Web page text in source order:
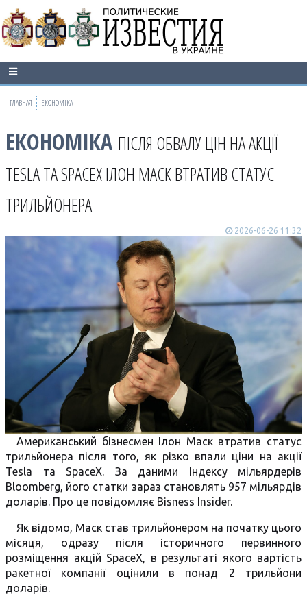
ГЛАВНАЯ ЕКОНОМІКА
ЕКОНОМІКА ПІСЛЯ ОБВАЛУ ЦІН НА АКЦІЇ
TESLA ТА SPACEX ІЛОН МАСК ВТРАТИВ СТАТУС
ТРИЛЬЙОНЕРА
2026-06-26 11:32
Американський бізнесмен Ілон Маск втратив статус
трильйонера після того, як різко впали ціни на акції
Tesla та SpaceX. За даними Індексу мільярдерів
Bloomberg, його статки зараз становлять 957 мільярдів
доларів. Про це повідомляє Bіsness Insider.
Як відомо, Маск став трильйонером на початку цього
місяця, одразу після історичного первинного
розміщення акцій SpaceX, в результаті якого вартість
ракетної компанії оцінили в понад 2 трильйони
доларів.